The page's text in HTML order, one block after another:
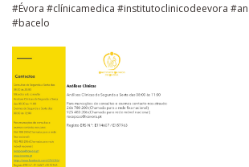
#Évora #clínicamedica #institutoclinicodeevora
#bacelo